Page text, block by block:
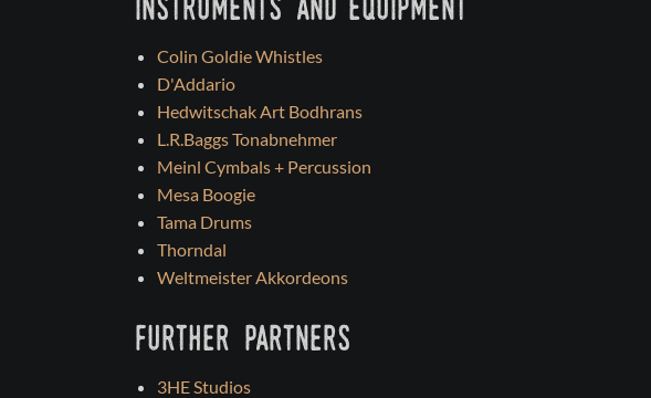
Colin Goldie Whistles
D'Addario
Hedwitschak Art Bodhrans
L.R.Baggs Tonabnehmer
Meinl Cymbals + Percussion
Mesa Boogie
Tama Drums
Thorndal
Weltmeister Akkordeons
further partners
3HE Studios